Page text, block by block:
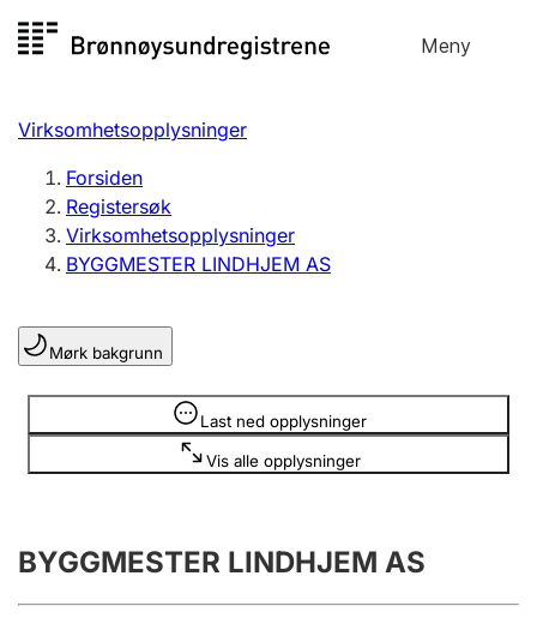
til
Meny
Registersøk
Aksjeselskap
Enkeltpersonforetak
Registrere, endre, slette
Lag og forening
Registrere, endre, slette
Årsregnskap
Innsending og forsinkelsesgebyr
Virksomhetsopplysninger
Forsiden
Registersøk
Virksomhetsopplysninger
BYGGMESTER LINDHJEM AS
Mørk bakgrunn
Last ned opplysninger
Vis alle opplysninger
Opplysninger er skjult
BYGGMESTER LINDHJEM AS